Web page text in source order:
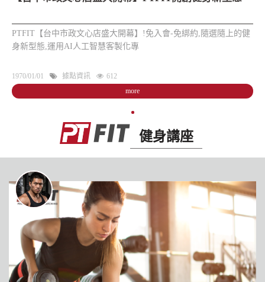
PTFIT【台中市政文心店盛大開幕】!免入會-免綁約,隨選隨上的健
身新型態,運用AI人工智慧客製化專
1970/01/01 據點資訊
612
more
健身講座